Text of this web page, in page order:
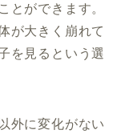
とができます。
が大きく崩れて
を見るという選
外に変化がない